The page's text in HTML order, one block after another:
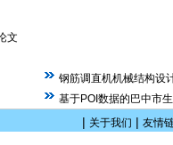
文
钢筋调直机机械结构设
基于POI数据的巴中市
| 关于我们 | 友情